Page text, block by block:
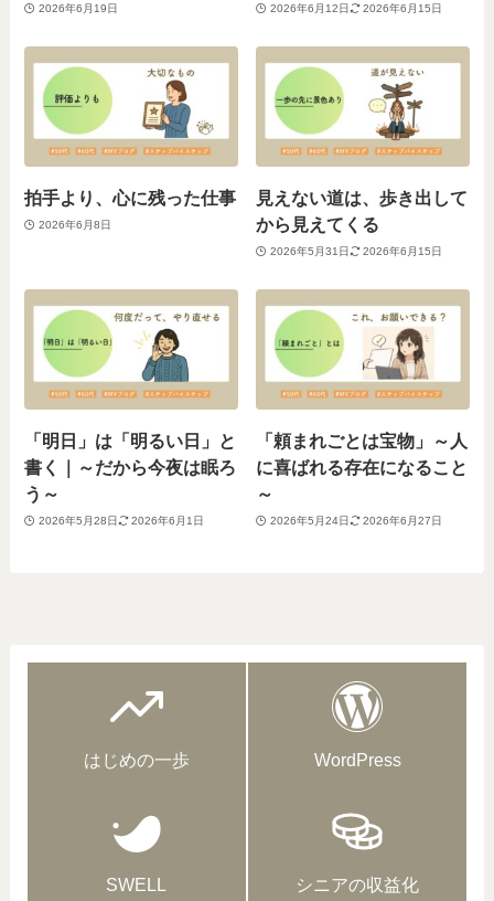
2026年6月19日 2026年6月12日 2026年6月15日
拍手より、心に残った仕事
2026年6月8日
見えない道は、歩き出して
から見えてくる
2026年5月31日 2026年6月15日
「明日」は「明るい日」と
書く｜～だから今夜は眠ろ
う～
2026年5月28日 2026年6月1日
「頼まれごとは宝物」～人
に喜ばれる存在になること
～
2026年5月24日 2026年6月27日
はじめの一歩 WordPress
SWELL シニアの収益化